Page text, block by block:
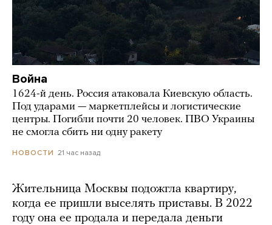
Война
1624-й день. Россия атаковала Киевскую область.
Под ударами — маркетплейсы и логистические
центры. Погибли почти 20 человек. ПВО Украины
не смогла сбить ни одну ракету
НОВОСТИ 21 час назад
Жительница Москвы подожгла квартиру,
когда ее пришли выселять приставы. В 2022
году она ее продала и передала деньги